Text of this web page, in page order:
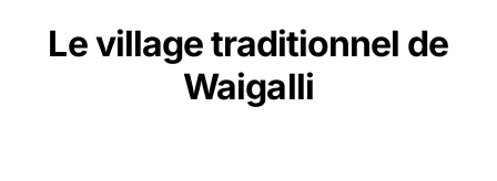
Le village traditionnel de
Waigalli